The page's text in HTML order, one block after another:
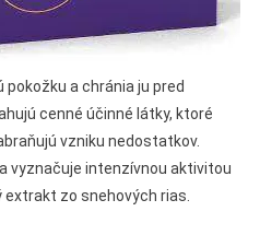
a chránia ju pred
cenné účinné látky, ktoré
vzniku nedostatkov.
vyznačuje intenzívnou aktivitou
zo snehových rias.